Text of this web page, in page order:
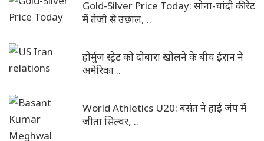
Gold-Silver Price Today: सोना-चांदी की रेट
में तेजी से उछाल, ..
होर्मुज स्ट्रेट को दोबारा खोलने के बीच ईरान ने
अमेरिका ..
World Athletics U20: बसंत ने हाई जंप में
जीता सिल्वर, ..